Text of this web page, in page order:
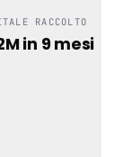
RACCOLTO
in 9 mesi